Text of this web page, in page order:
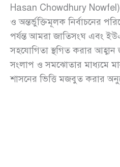
Hasan Chowdhury
ও অন্তর্ভুক্তিমূলক নির্বাচনের
পর্যন্ত আমরা জাতিসংঘ এবং
সহযোগিতা স্থগিত করার আহ্বান
সংলাপ ও সমঝোতার মাধ্যমে
শাসনের ভিত্তি মজবুত করার